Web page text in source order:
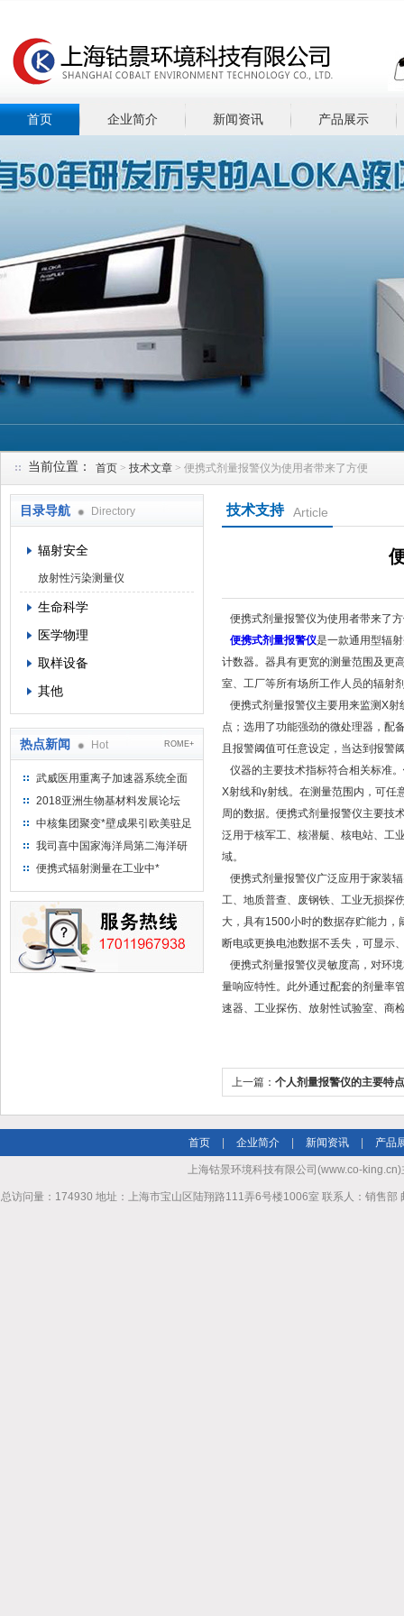
首页 企业简介 新闻资讯 产品展示
当前位置： 首页 > 技术文章 > 便携式剂量报警仪为使用者带来了方便
目录导航 Directory
辐射安全
放射性污染测量仪
生命科学
医学物理
取样设备
其他
热点新闻 Hot ROME+
武威医用重离子加速器系统全面
完成检测报告 临床试验正式启动
2018亚洲生物基材料发展论坛
中核集团聚变*壁成果引欧美驻足
“人造太阳”指日可待
我司喜中国家海洋局第二海洋研
究所采购低本底液体闪烁计数器
便携式辐射测量在工业中*
技术支持 Article
便携式剂量报警仪为使用者带来了
便携式剂量报警仪是一款通用型辐
计数器。器具有更宽的测量范围及更
室、工厂等所有场所工作人员的辐射
便携式剂量报警仪主要用来监测X射
点；选用了功能强劲的微处理器，配
且报警阈值可任意设定，当达到报警
仪器的主要技术指标符合相关标准。
X射线和γ射线。在测量范围内，可任
周的数据。便携式剂量报警仪主要技
泛用于核军工、核潜艇、核电站、工
域。
便携式剂量报警仪广泛应用于家装
工、地质普查、废钢铁、工业无损探
大，具有1500小时的数据存贮能力
断电或更换电池数据不丢失，可显示
便携式剂量报警仪灵敏度高，对环
量响应特性。此外通过配套的剂量率
速器、工业探伤、放射性试验室、商
上一篇： 个人剂量报警仪的主要特
首页 企业简介 新闻资讯 产品
上海钴景环境科技有限公司(www.co-king.cn)
总访问量：174930 地址：上海市宝山区陆翔路111弄6号楼1006室 联系人：销售